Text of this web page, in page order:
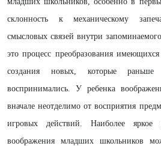
склонность к механическому
смысловых связей внутри
это процесс преобразования
создания новых, которые
воспринимались. У ребенка
вначале неотделимо от восприятия
игровых действий. Наиболее яркое
воображения младших школьников